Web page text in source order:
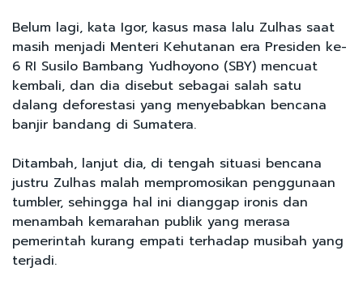
Belum lagi, kata Igor, kasus masa lalu Zulhas saat
masih menjadi Menteri Kehutanan era Presiden ke-
6 RI Susilo Bambang Yudhoyono (SBY) mencuat
kembali, dan dia disebut sebagai salah satu
dalang deforestasi yang menyebabkan bencana
banjir bandang di Sumatera.
Ditambah, lanjut dia, di tengah situasi bencana
justru Zulhas malah mempromosikan penggunaan
tumbler, sehingga hal ini dianggap ironis dan
menambah kemarahan publik yang merasa
pemerintah kurang empati terhadap musibah yang
terjadi.